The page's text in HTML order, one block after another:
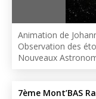
Animation de
Observation des
Nouveaux
7ème Mont’BAS